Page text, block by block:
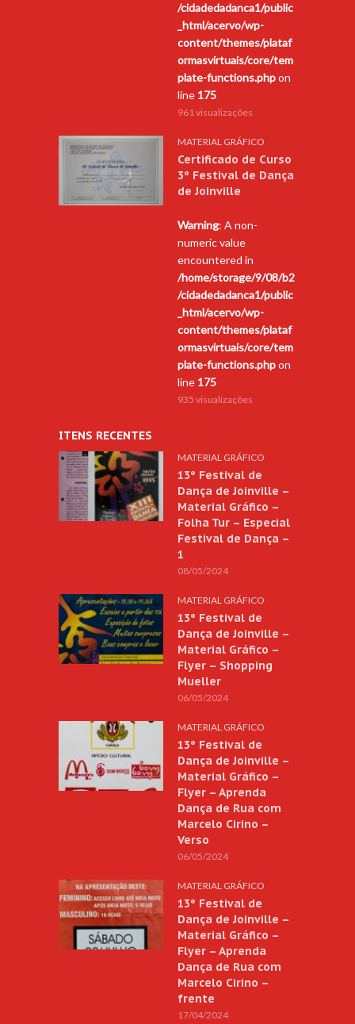
/cidadedadanca1/public
_html/acervo/wp-
content/themes/plataf
ormasvirtuais/core/tem
plate-functions.phpon
line 175
961 visualizações
MATERIAL GRÁFICO
Certificado de Curso
3º Festival de Dança
de Joinville
Warning: A non-
numeric value
encountered in
/home/storage/9/08/b2
/cidadedadanca1/public
_html/acervo/wp-
content/themes/plataf
ormasvirtuais/core/tem
plate-functions.phpon
line 175
935 visualizações
ITENS RECENTES
MATERIAL GRÁFICO
13º Festival de
Dança de Joinville –
Material Gráfico –
Folha Tur – Especial
Festival de Dança –
1
08/05/2024
MATERIAL GRÁFICO
13º Festival de
Dança de Joinville –
Material Gráfico –
Flyer – Shopping
Mueller
06/05/2024
MATERIAL GRÁFICO
13º Festival de
Dança de Joinville –
Material Gráfico –
Flyer – Aprenda
Dança de Rua com
Marcelo Cirino –
Verso
06/05/2024
MATERIAL GRÁFICO
13º Festival de
Dança de Joinville –
Material Gráfico –
Flyer – Aprenda
Dança de Rua com
Marcelo Cirino –
frente
17/04/2024